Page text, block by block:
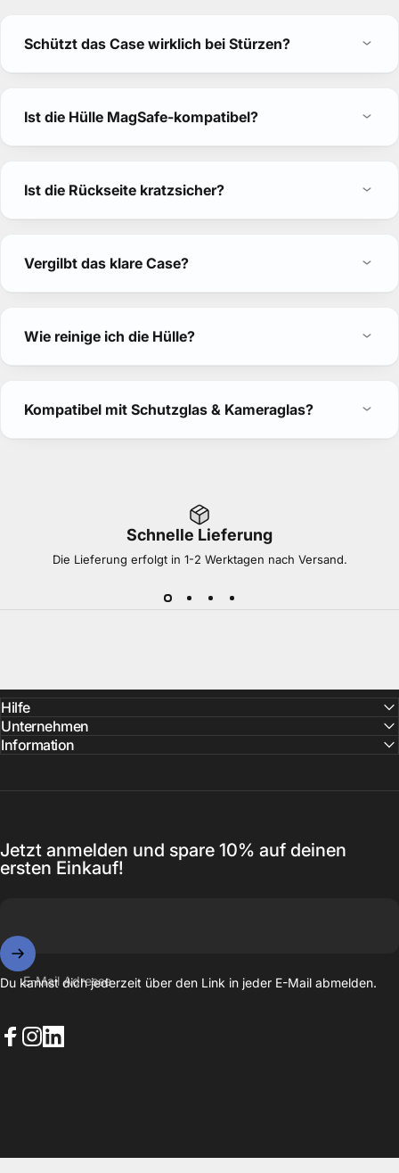
Schützt das Case wirklich bei Stürzen?
Ist die Hülle MagSafe-kompatibel?
Ist die Rückseite kratzsicher?
Vergilbt das klare Case?
Wie reinige ich die Hülle?
Kompatibel mit Schutzglas & Kameraglas?
Schnelle Lieferung
Die Lieferung erfolgt in 1-2 Werktagen nach Versand.
Hilfe
Unternehmen
Information
Jetzt anmelden und spare 10% auf deinen
ersten Einkauf!
E-Mail Adresse
Du kannst dich jederzeit über den Link in jeder E-Mail abmelden.